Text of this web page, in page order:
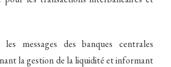
messages des banques centrales
la gestion de la liquidité et informant